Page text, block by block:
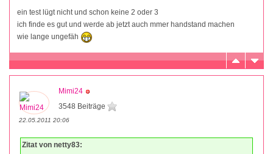
ein test lügt nicht und schon keine 2 oder 3
ich finde es gut und werde ab jetzt auch mmer handstand machen
wie lange ungefäh
Mimi24
3548 Beiträge
22.05.2011 20:06
Zitat von netty83: